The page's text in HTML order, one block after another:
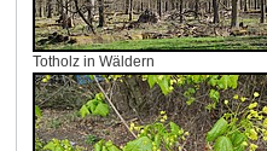
Totholz in Wäldern